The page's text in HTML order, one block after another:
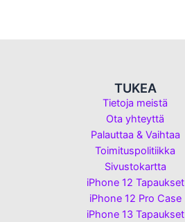
TUKEA
Tietoja meistä
Ota yhteyttä
Palauttaa & Vaihtaa
Toimituspolitiikka
Sivustokartta
iPhone 12 Tapaukset
iPhone 12 Pro Case
iPhone 13 Tapaukset